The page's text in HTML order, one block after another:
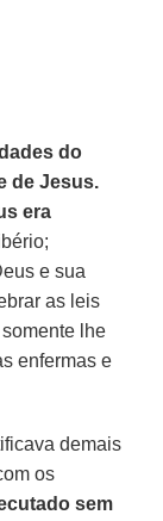
do
de Jesus.
era
e sua
as leis
lhe
enfermas e
demais
os
sem